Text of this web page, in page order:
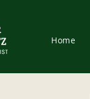
Home